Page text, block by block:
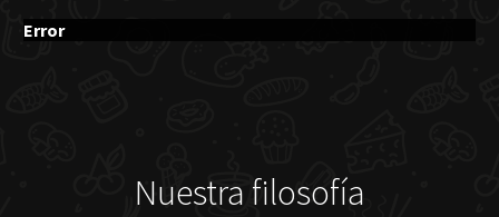
Error
Nuestra filosofía